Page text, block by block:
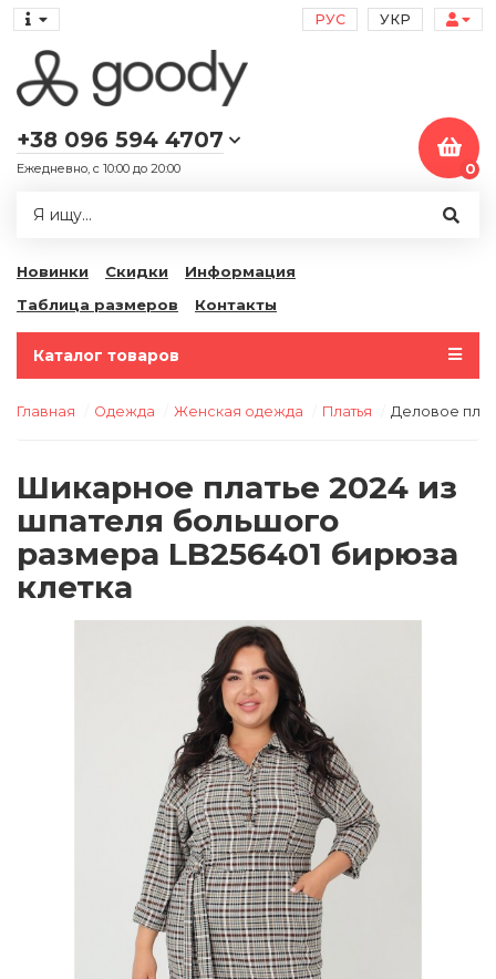
РУС УКР
+38 096 594 4707
Ежедневно, с 10:00 до 20:00 0
Новинки Скидки
Информация
Таблица размеров
Контакты
Каталог товаров
Главная Одежда Женская одежда Платья Деловое
Шикарное платье 2024 из
шпателя большого
размера LB256401 бирюза
клетка